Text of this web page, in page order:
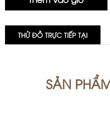
THỬ ĐỒ TRỰC TIẾP TẠI
SẢN